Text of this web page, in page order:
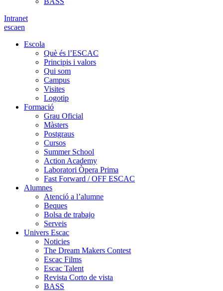
Intranet
escaen
Escola
Què és l’ESCAC
Principis i valors
Qui som
Campus
Visites
Logotip
Formació
Grau Oficial
Màsters
Postgraus
Cursos
Summer School
Action Academy
Laboratori Òpera Prima
Fast Forward / OFF ESCAC
Alumnes
Atenció a l’alumne
Beques
Bolsa de trabajo
Serveis
Univers Escac
Noticies
The Dream Makers Contest
Escac Films
Escac Talent
Revista Corto de vista
BASS